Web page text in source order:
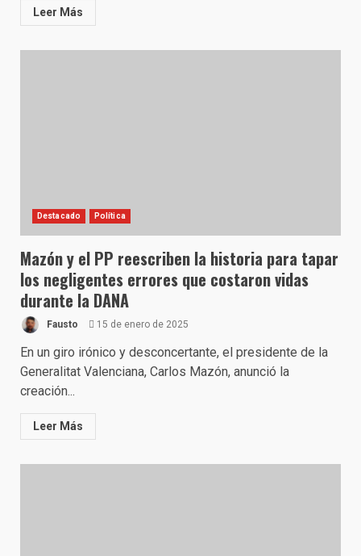
Leer Más
Destacado Política
Mazón y el PP reescriben la historia para tapar
los negligentes errores que costaron vidas
durante la DANA
Fausto 15 de enero de 2025
En un giro irónico y desconcertante, el presidente de la
Generalitat Valenciana, Carlos Mazón, anunció la
creación...
Leer Más